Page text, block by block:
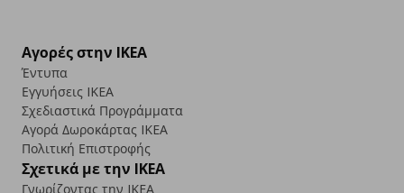
Αγορές στην IKEA
Έντυπα
Εγγυήσεις IKEA
Σχεδιαστικά Προγράμματα
Αγορά Δωρoκάρτας IKEA
Πολιτική Επιστροφής
Σχετικά με την IKEA
Γνωρίζοντας την IKEA